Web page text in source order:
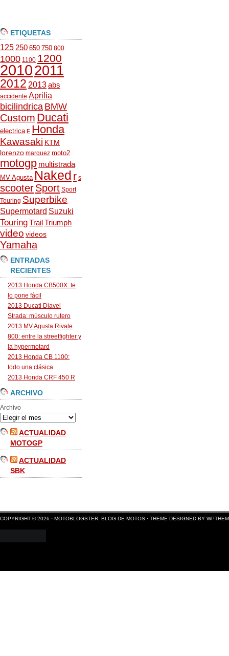
ETIQUETAS
125 250 650 750 800
1000 1100 1200
20102011
2012 2013abs
accidente Aprilia
bicilindrica BMW
Custom Ducati
electrica F Honda
Kawasaki KTM
lorenzo marquez moto2
motogp multistrada
MV Agusta Naked r s
scooterSport Sport
Touring Superbike
Supermotard Suzuki
TouringTrailTriumph
video videos
Yamaha
ENTRADAS
RECIENTES
2013 Honda CB500X: te
lo pone fácil
2013 Ducati Diavel
Strada: músculo rutero
2013 MV Agusta Rivale
800: entre la streetfighter y
la hypermotard
2013 Honda CB 1100:
todo una clásica
2013 Honda CRF 450 R
ARCHIVO
Archivo
ACTUALIDAD
MOTOGP
ACTUALIDAD
SBK
COPYRIGHT © 2026 · MOTOBLOGSTER: BLOG DE MOTOS · THEME DESIGNED BY